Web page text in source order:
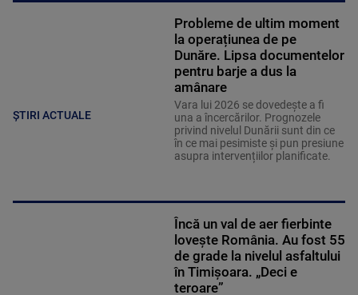
ȘTIRI ACTUALE
Probleme de ultim moment
la operațiunea de pe
Dunăre. Lipsa documentelor
pentru barje a dus la
amânare
Vara lui 2026 se dovedește a fi
una a încercărilor. Prognozele
privind nivelul Dunării sunt din ce
în ce mai pesimiste și pun presiune
asupra intervențiilor planificate.
Încă un val de aer fierbinte
lovește România. Au fost 55
de grade la nivelul asfaltului
în Timișoara. „Deci e
teroare”